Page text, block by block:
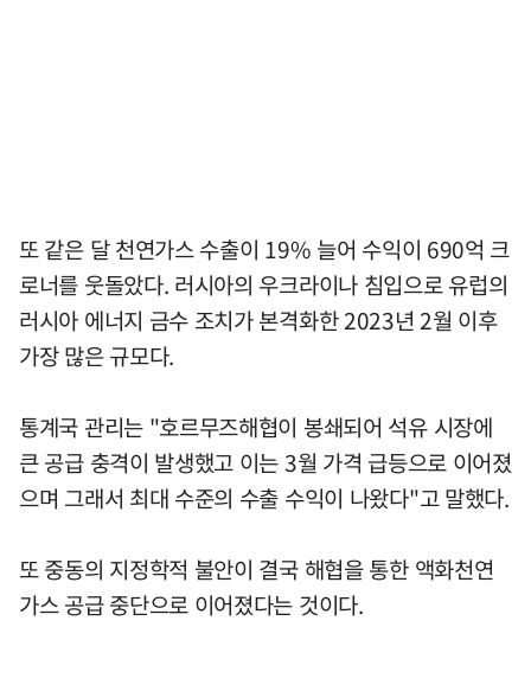
또 같은 달 천연가스 수출이 19% 늘어 수익이 690억 크
로너를 웃돌았다. 러시아의 우크라이나 침입으로 유럽의
러시아 에너지 금수 조치가 본격화한 2023년 2월 이후
가장 많은 규모다.
통계국 관리는 "호르무즈해협이 봉쇄되어 석유 시장에
큰 공급 충격이 발생했고 이는 3월 가격 급등으로 이어졌
으며 그래서 최대 수준의 수출 수익이 나왔다"고 말했다.
또 중동의 지정학적 불안이 결국 해협을 통한 액화천연
가스 공급 중단으로 이어졌다는 것이다.